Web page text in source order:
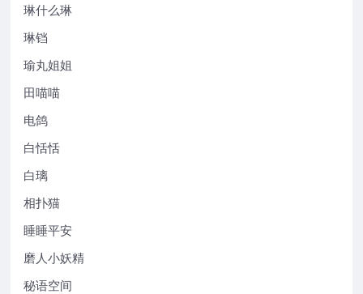
琳什么琳
琳铛
瑜丸姐姐
田喵喵
电鸽
白恬恬
白璃
相扑猫
睡睡平安
磨人小妖精
秘语空间